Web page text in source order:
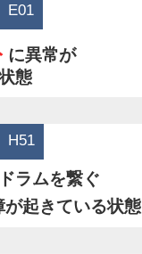
E01
に異常が
態
H51
ラムを繋ぐ
が起きている状態